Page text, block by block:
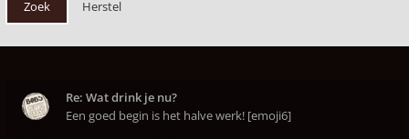
Re: Wat drink je nu?
Een goed begin is het halve werk! [emoji6]